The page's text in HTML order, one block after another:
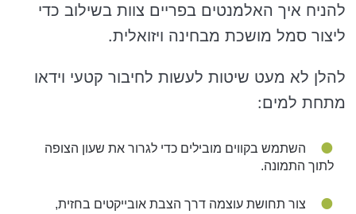
להניח איך האלמנטים בפריים צוות בשילוב כדי
ליצור סמל מושכת מבחינה ויזואלית.
להלן לא מעט שיטות לעשות לחיבור קטעי וידאו
מתחת למים:
השתמש בקווים מובילים כדי לגרור את שעון הצופה
לתוך התמונה.
צור תחושת עוצמה דרך הצבת אובייקטים בחזית,